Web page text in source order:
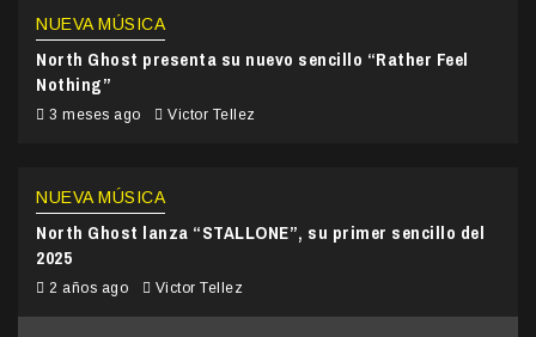
NUEVA MÚSICA
North Ghost presenta su nuevo sencillo “Rather Feel
Nothing”
3 meses ago Victor Tellez
NUEVA MÚSICA
North Ghost lanza “STALLONE”, su primer sencillo del
2025
2 años ago Victor Tellez